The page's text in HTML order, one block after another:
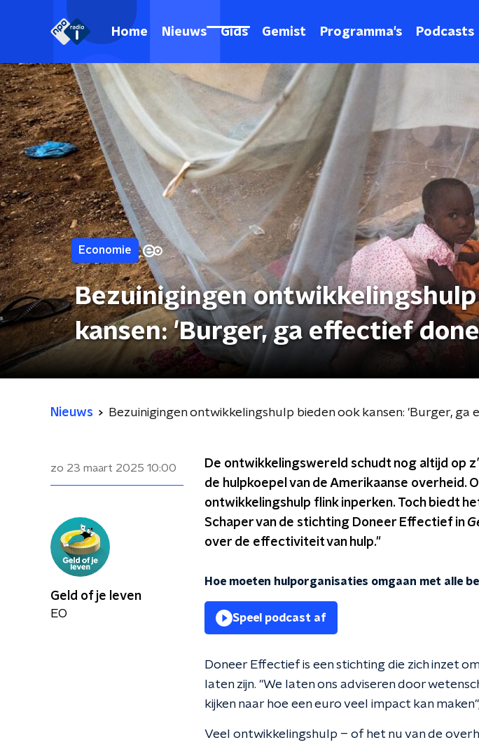
Home Nieuws Gids Gemist Programma's Podcasts
Economie
Bezuinigingen
kansen: 'Burger, ga effectief
Nieuws Bezuinigingen ontwikkelingshulp bieden ook kansen: 'Burger, ga
zo 23 maart 2025 10:00
De ontwikkelingswereld schudt nog altijd op
de hulpkoepel van de Amerikaanse overheid.
ontwikkelingshulp flink inperken. Toch biedt
Schaper van de stichting Doneer Effectief in
over de effectiviteit van hulp."
Hoe moeten hulporganisaties omgaan met alle
Speel podcast af
Doneer Effectief is een stichting die zich inzet
laten zijn. "We laten ons adviseren door
kijken naar hoe een euro veel impact kan
Veel ontwikkelingshulp – of het nu van de
Geld of je leven
EO